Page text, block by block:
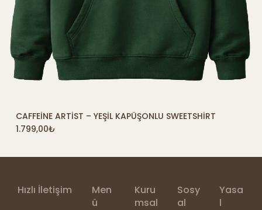
SEPETE EKLE
CAFFEINE ARTIST – YEŞIL KAPÜŞONLU SWEETSHIRT
1.799,00₺
Hızlı İletişim
Men
ü
Kuru
msal
Sosy
al
Yasa
l